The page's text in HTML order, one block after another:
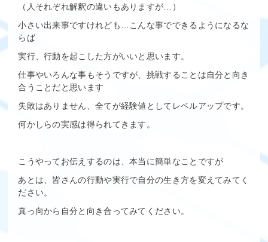
（人それぞれ解釈の違いもありますが…）
小さい出来事ですけれども…こんな事でできるようになるな
らば
実行、行動を起こした方がいいと思います。
仕事やいろんな事もそうですが、挑戦することは自分と向き
合うことだと思います
失敗はありません、全てが経験値としてレベルアップです。
何かしらの実感は得られてきます。
こうやってお伝えするのは、本当に簡単なことですが
あとは、皆さんの行動や実行で自分の生き方を変えてみてく
ださい。
真っ向から自分と向き合ってみてください。